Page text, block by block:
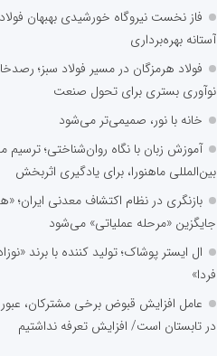
فاز نخست نیروگاه خورشیدی بهبهان
آستانه بهره‌برداری
فولاد هرمزگان در مسیر فولاد سبز؛
نوآوری بستری برای تحول صنعت
خانه با نور، صمیمی‌تر می‌شود
آموزش زبان با نگاه روان‌شناختی؛ ترسیم
بین‌المللی ماهنورا، برای یادگیری اثربخش
بازنگری در نظام اکتشاف معدنی ایران؛
جایگزین «مرحله عملیاتی» می‌شود
ال ایستر پوشاک؛ تولید کننده با برند
فردا»
عامل افزایش قبوض برخی مشترکان،
در تابستان است/ افزایش تعرفه نداشتیم